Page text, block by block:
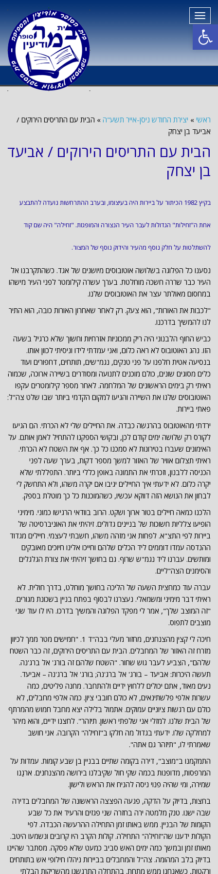
פתח סרגל נגישות
תפריט
ראשי » יצירת החודש ניסן-אייר תשע"ה » הבית עם התריסים הירוקים /
אביעד בן יצחק
הבית עם התריסים הירוקים / אביעד
בן יצחק
בקיץ 1982 הכיתור על ביירות היה בעיצומו, ובערב ההתרחשות נועדה להתבצע
אחת ה"זחילות" הגדולות לעבר העיר הנצורה והמופגזת. "זחילה" היה שם קוד
להשתלטות על חלק נוסף מהעיר והידוק נוסף של המצור.
נסענו כל הפלוגה בשלושה אוטובוסים מיושנים של אגד. כשהתקרבנו אל
העיר כבר שררה חשכה מוחלטת. בערך עשרה קילומטר לפני העיר מישהו
במחסום מאולתר עצר את האוטובוסים שלנו.
"לכבות את האורות", הוא צעק. רק לאחר שאחרון האורות כובה, הוא התיר
לנו להמשיך בדרכנו.
כביש החוף הלבנוני היה ריק ממכוניות אזרחיות וחשוך שלא כרגיל בשעה
הזו. נהג האוטובוס לא ראה כלום, ואני עמדתי לידו וניסיתי לכוון אותו.
בנסיעה אטית חלפנו על פני טנקים, נגמ"שים, תותחים, דחפורים ועוד
כלים מסוגים שונים, כולם מוכנים לתנועה ומסודרים בשיירה ארוכה, שכמוה
ראיתי רק בימים הראשונים של המלחמה. לאחר מספר קילומטרים עקפו
האוטובוסים שלנו את השיירה והגיעו למקום הקדמי ביותר שבו שלט צה"ל:
פאתי ביירות.
ירדתי מהאוטובוס בהרגשה כבדה. את החיילים שלי לא הכרתי. הם הגיעו
לקורס רק שלושה ימים קודם לכן, ובקושי הספקנו להתחיל לאמן אותם. על
האימונים שעברו בטירונות לא סמכנו כל כך. אף את השטח לא הכרתי.
ראיתי תצלום אוויר של האזור למשך מספר דקות, בערך שעה לפני
הכניסה ללבנון, וזכרתי את התמונה באופן כללי ביותר. התפללתי שלא
יקרה כלום. לא ידעתי איך החיילים יגיבו אם יקרה משהו, ולא התחשק לי
לבחון את הנושא הזה דווקא עכשיו, כשהמוכנות כל כך מוטלת בספק.
הלכנו כמאה חיילים בטור ארוך ושקט. הרוב בוודאי הרגישו כמוני. מימיני
הופיעו צלליות חשוכות של בניינים גדולים. זיהיתי את האוניברסיטה של
ביירות לפי התצ"א. לפחות אני מזהה משהו, חשבתי לעצמי. חיילים מגדוד
ההנדסה עמדו דוממים ליד הכלים שלהם וחייכו אלינו חיוכים מאובקים
ומותשים. עברנו ליד נגמ"ש שרוף. גם בחושך זיהיתי את צורת הגלגלים
והסימנים הצה"ליים.
עברה עוד כמחצית השעה של הליכה בחושך מוחלט, בדרך חולית. לא
ראיתי דבר מימיני ומשמאלי. נעצרנו לבסוף בפתח בניין בשכונת מגורים.
"זה המוצב שלך", אמר לי מפקד הפלוגה והמשיך בדרכו. היו לו עוד שני
מוצבים לתפוס.
חיכה לי קצין מהצנחנים, מחזור מעלי בבה"ד 1. "חמישים מטר ממך לכיוון
מזרח זה האזור של המחבלים. הבית עם התריסים הירוקים, זה כבר השטח
שלהם", הצביע לעבר גוש שחור. "השטח שלהם זה בורג' אל ברג'נה.
תעשה היכרות: אביעד – בורג' אל ברג'נה; בורג' אל ברג'נה – אביעד.
נעים מאוד, אתם יכולים ללחוץ ידיים ולהתחבר. מחנה פליטים, כמה
עשרות אלפי פלשתינאים, לא כולם חובבי ציון. כמה אלפי מחבלים, לא
כולם עם רגשות ציוניים עמוקים. אתמול בלילה יצא מחבל חמוש מהמרתף
של הבית שלנו. למזלי אני שלפתי ראשון. תיזהר". לחצנו ידיים, והוא מיהר
למחלקה שלו. ידעתי בגדול מה חלקו ב"זחילה" הקרובה. אני חושב
שאמרתי לו, "תיזהר גם אתה".
התמקמנו ב"מוצב", דירה בקומה שתיים בבניין בן שבע קומות. עמדות על
המרפסות, מדופנות בכמה שקי חול שקיבלנו בירושה מהצנחנים. ארגַנו
שמירה, ומי שהיה פנוי ניסה להניח את הראש ולישון.
בחצות, בדיוק על הדקה, פגעה הפצצה הראשונה של המחבלים בדירה
שבה ישנו. טנק מלמטה ירה בחזרה שני פגזים והרעיד את כל שבע
הקומות של הבניין. ממש באותו זמן התחילה ההרעשה הכבדה. לפי
הקולות ידענו שה"זחילה" התחילה. קולות הקרב היו קרובים ונשמעו היטב.
מאותו זמן ובמשך כמה ימים האש סביב כמעט שלא פסקה. מסתבר שהיינו
בדיוק בלב המהומה. צה"ל והמחבלים בביירות ניהלו חילופי אש בתותחים
ורקטות, כשאנחנו ממש מתחת. בהתחלה התרגשנו מהשריקות הבלתי